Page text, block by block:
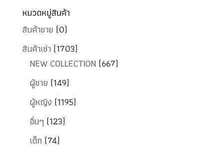
หมวดหมู่สินค้า
สินค้าขาย (0)
สินค้าเช่า (1703)
NEW COLLECTION (667)
ผู้ชาย (149)
ผู้หญิง (1195)
อื่นๆ (123)
เด็ก (74)